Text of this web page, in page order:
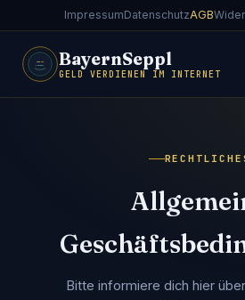
ImpressumDatenschutzAGB
BayernSeppl
GELD VERDIENEN IM INTERNET
Bitte informiere dich hier